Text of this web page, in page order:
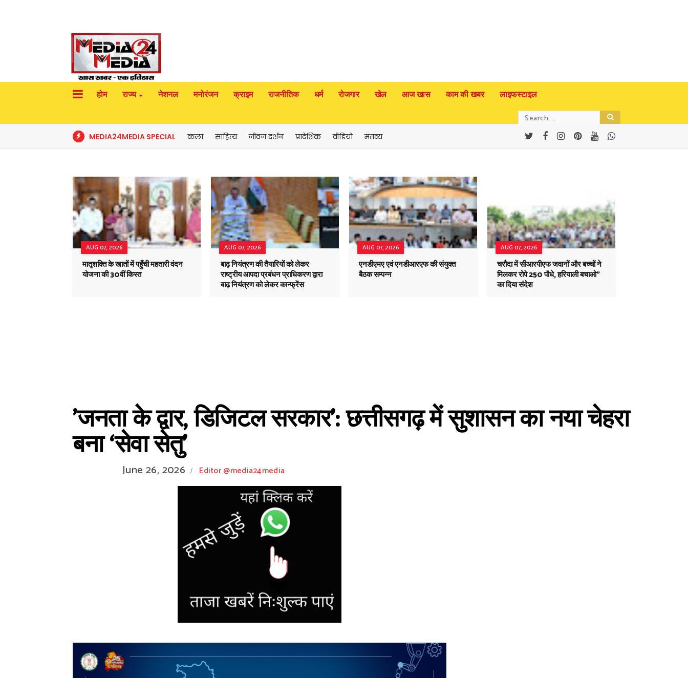
होम राज्य नेशनल मनोरंजन क्राइम राजनीतिक धर्म रोजगार खेल आज खास काम की खबर लाइफस्टाइल
MEDIA24MEDIA SPECIAL कला साहित्य जीवन दर्शन प्रादेशिक वीडियो मंतव्य
AUG 07, 2026
मातृशक्ति के खातों में पहुँची महतारी वंदन
योजना की 30वीं किस्त
AUG 07, 2026
बाढ़ नियंत्रण की तैयारियों को लेकर
राष्ट्रीय आपदा प्रबंधन प्राधिकरण द्वारा
बाढ़ नियंत्रण को लेकर कान्फ्रेंस
AUG 07, 2026
एनडीएमए एवं एनडीआरएफ की संयुक्त
बैठक सम्पन्न
AUG 07, 2026
चरौदा में सीआरपीएफ जवानों और बच्चों ने
मिलकर रोपे 250 पौधे, हरियाली बचाओ"
का दिया संदेश
​'जनता के द्वार, डिजिटल सरकार': छत्तीसगढ़ में सुशासन का नया चेहरा
बना ‘सेवा सेतु’
June 26, 2026 / Editor @media24media